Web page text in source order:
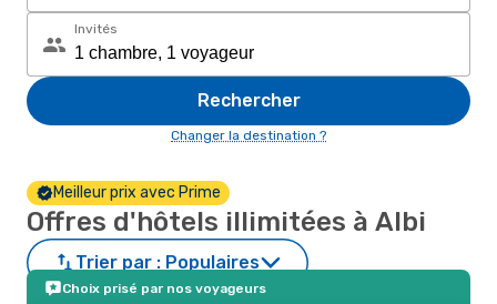
Invités
Rechercher
Changer la destination ?
Meilleur prix avec Prime
Offres d'hôtels illimitées à Albi
Trier par : Populaires
Choix prisé par nos voyageurs